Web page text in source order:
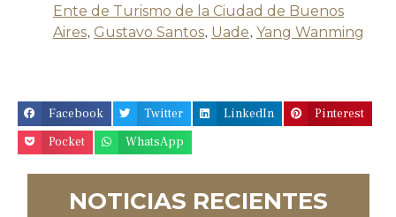
Ente de Turismo de la Ciudad de Buenos
Aires, Gustavo Santos, Uade, Yang Wanming
Facebook Twitter LinkedIn
Pinterest
Pocket
WhatsApp
NOTICIAS RECIENTES